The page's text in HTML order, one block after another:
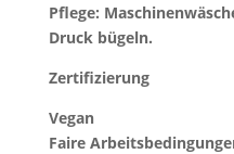
Pflege:
Druck bügeln.
Zertifizierung
Vegan
Faire